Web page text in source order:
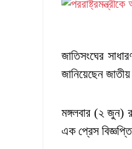
জাতিসংঘের
জানিয়েছেন
মঙ্গলবার (২ জুন)
এক প্রেস